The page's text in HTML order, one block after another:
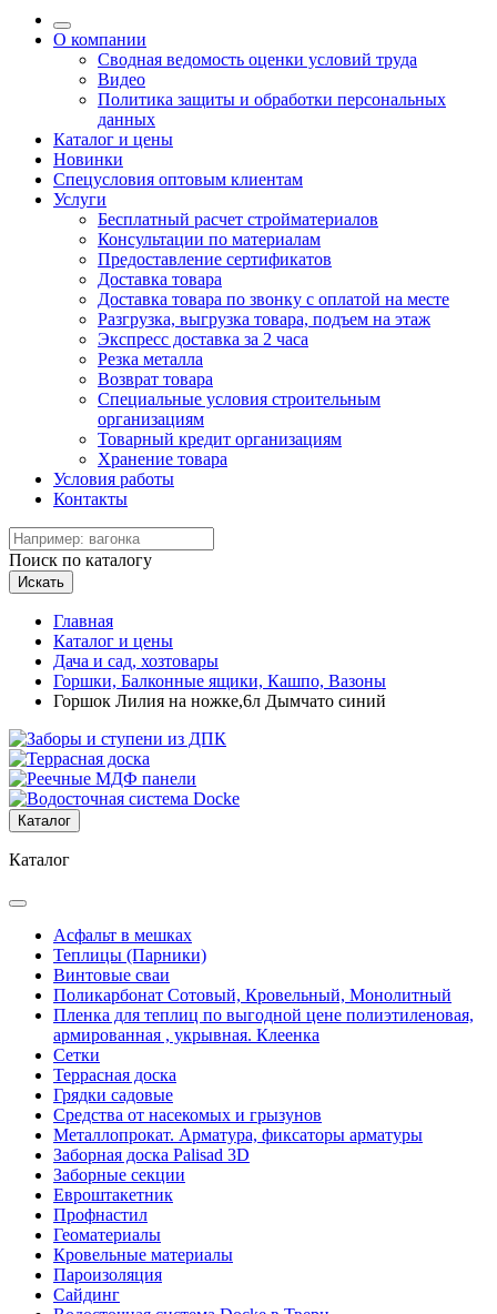
О компании
Сводная ведомость оценки условий труда
Видео
Политика защиты и обработки персональных
данных
Каталог и цены
Новинки
Спецусловия оптовым клиентам
Услуги
Бесплатный расчет стройматериалов
Консультации по материалам
Предоставление сертификатов
Доставка товара
Доставка товара по звонку с оплатой на месте
Разгрузка, выгрузка товара, подъем на этаж
Экспресс доставка за 2 часа
Резка металла
Возврат товара
Специальные условия строительным
организациям
Товарный кредит организациям
Хранение товара
Условия работы
Контакты
Поиск по каталогу
Искать
Главная
Каталог и цены
Дача и сад, хозтовары
Горшки, Балконные ящики, Кашпо, Вазоны
Горшок Лилия на ножке,6л Дымчато синий
Каталог
Каталог
Асфальт в мешках
Теплицы (Парники)
Винтовые сваи
Поликарбонат Сотовый, Кровельный, Монолитный
Пленка для теплиц по выгодной цене полиэтиленовая,
армированная , укрывная. Клеенка
Сетки
Террасная доска
Грядки садовые
Средства от насекомых и грызунов
Металлопрокат. Арматура, фиксаторы арматуры
Заборная доска Palisad 3D
Заборные секции
Евроштакетник
Профнастил
Геоматериалы
Кровельные материалы
Пароизоляция
Сайдинг